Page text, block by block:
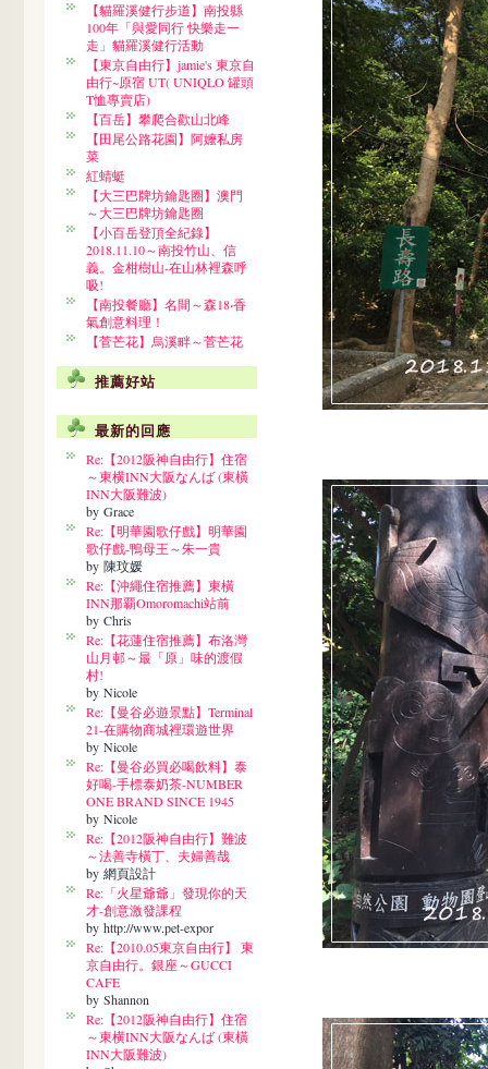
【貓羅溪健行步道】南投縣
100年「與愛同行 快樂走一
走」貓羅溪健行活動
【東京自由行】jamie's 東京自
由行~原宿 UT( UNIQLO 罐頭
T恤專賣店)
【百岳】攀爬合歡山北峰
【田尾公路花園】阿嬤私房
菜
紅蜻蜓
【大三巴牌坊鑰匙圈】澳門
～大三巴牌坊鑰匙圈
【小百岳登頂全紀錄】
2018.11.10～南投竹山、信
義。金柑樹山-在山林裡森呼
吸!
【南投餐廳】名間～森18‧香
氣創意料理！
【菅芒花】烏溪畔～菅芒花
推薦好站
最新的回應
Re:【2012阪神自由行】住宿
～東横INN大阪なんば (東橫
INN大阪難波)
by Grace
Re:【明華園歌仔戲】明華園
歌仔戲-鴨母王～朱一貴
by 陳玟媛
Re:【沖繩住宿推薦】東橫
INN那覇Omoromachi站前
by Chris
Re:【花蓮住宿推薦】布洛灣
山月邨～最「原」味的渡假
村!
by Nicole
Re:【曼谷必遊景點】Terminal
21-在購物商城裡環遊世界
by Nicole
Re:【曼谷必買必喝飲料】泰
好喝-手標泰奶茶-NUMBER
ONE BRAND SINCE 1945
by Nicole
Re:【2012阪神自由行】難波
～法善寺橫丁、夫婦善哉
by 網頁設計
Re:「火星爺爺」發現你的天
才-創意激發課程
by http://www.pet-expor
Re:【2010.05東京自由行】 東
京自由行。銀座～GUCCI
CAFE
by Shannon
Re:【2012阪神自由行】住宿
～東横INN大阪なんば (東橫
INN大阪難波)